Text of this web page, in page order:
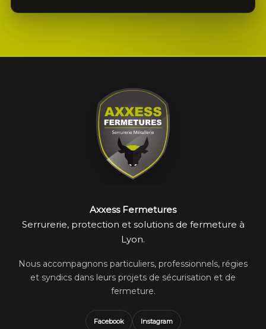
Axxess Fermetures
Serrurerie, protection et solutions de fermeture à
Lyon.
Nous accompagnons particuliers, professionnels, régies
et syndics dans leurs projets de sécurisation et de
fermeture.
Facebook Instagram